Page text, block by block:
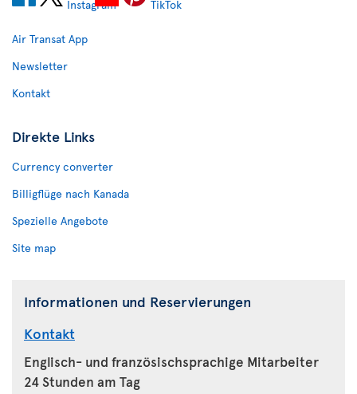
Air Transat App
Newsletter
Kontakt
Direkte Links
Currency converter
Billigflüge nach Kanada
Spezielle Angebote
Site map
Informationen und Reservierungen
Kontakt
Englisch- und französischsprachige Mitarbeiter
24 Stunden am Tag